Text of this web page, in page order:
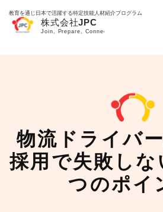
教育を通じ日本で活躍する特定技能人材紹介プログラム
物流ドライバ
採用で失敗し
つのポイ